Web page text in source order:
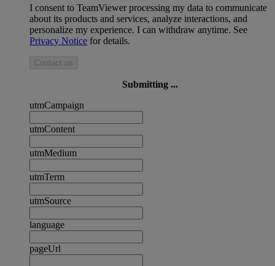
I consent to TeamViewer processing my data to communicate
about its products and services, analyze interactions, and
personalize my experience. I can withdraw anytime. See
Privacy Notice for details.
Contact us
Submitting ...
utmCampaign
utmContent
utmMedium
utmTerm
utmSource
language
pageUrl